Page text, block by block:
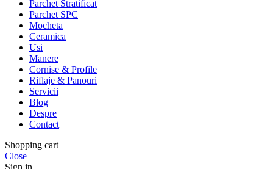
Parchet Stratificat
Parchet SPC
Mocheta
Ceramica
Usi
Manere
Cornise & Profile
Riflaje & Panouri
Servicii
Blog
Despre
Contact
Shopping cart
Close
Sign in